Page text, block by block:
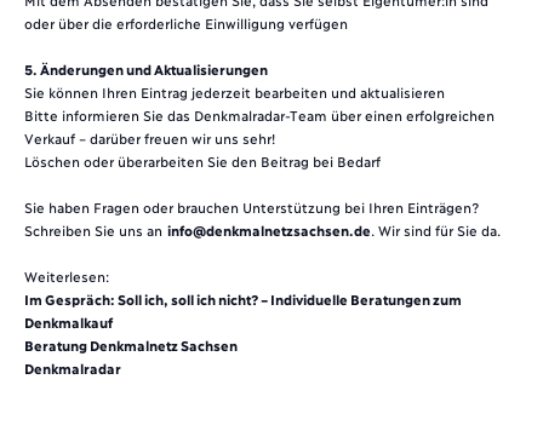
oder über die erforderliche Einwilligung verfügen
5. Änderungen und Aktualisierungen
Sie können Ihren Eintrag jederzeit bearbeiten und aktualisieren
Bitte informieren Sie das Denkmalradar-Team über einen erfolgreichen
Verkauf – darüber freuen wir uns sehr!
Löschen oder überarbeiten Sie den Beitrag bei Bedarf
Sie haben Fragen oder brauchen Unterstützung bei Ihren Einträgen?
Schreiben Sie uns an info@denkmalnetzsachsen.de . Wir sind für Sie da.
Weiterlesen:
Im Gespräch: Soll ich, soll ich nicht? – Individuelle Beratungen zum
Denkmalkauf
Beratung Denkmalnetz Sachsen
Denkmalradar